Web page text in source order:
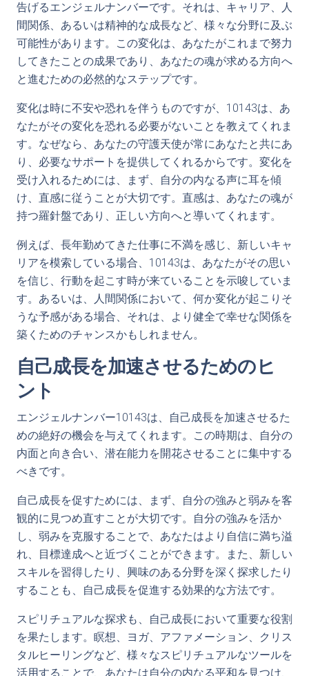
告げるエンジェルナンバーです。それは、キャリア、人
間関係、あるいは精神的な成長など、様々な分野に及ぶ
可能性があります。この変化は、あなたがこれまで努力
してきたことの成果であり、あなたの魂が求める方向へ
と進むための必然的なステップです。
変化は時に不安や恐れを伴うものですが、10143は、あ
なたがその変化を恐れる必要がないことを教えてくれま
す。なぜなら、あなたの守護天使が常にあなたと共にあ
り、必要なサポートを提供してくれるからです。変化を
受け入れるためには、まず、自分の内なる声に耳を傾
け、直感に従うことが大切です。直感は、あなたの魂が
持つ羅針盤であり、正しい方向へと導いてくれます。
例えば、長年勤めてきた仕事に不満を感じ、新しいキャ
リアを模索している場合、10143は、あなたがその思い
を信じ、行動を起こす時が来ていることを示唆していま
す。あるいは、人間関係において、何か変化が起こりそ
うな予感がある場合、それは、より健全で幸せな関係を
築くためのチャンスかもしれません。
自己成長を加速させるためのヒ
ント
エンジェルナンバー10143は、自己成長を加速させるた
めの絶好の機会を与えてくれます。この時期は、自分の
内面と向き合い、潜在能力を開花させることに集中する
べきです。
自己成長を促すためには、まず、自分の強みと弱みを客
観的に見つめ直すことが大切です。自分の強みを活か
し、弱みを克服することで、あなたはより自信に満ち溢
れ、目標達成へと近づくことができます。また、新しい
スキルを習得したり、興味のある分野を深く探求したり
することも、自己成長を促進する効果的な方法です。
スピリチュアルな探求も、自己成長において重要な役割
を果たします。瞑想、ヨガ、アファメーション、クリス
タルヒーリングなど、様々なスピリチュアルなツールを
活用することで、あなたは自分の内なる平和を見つけ、